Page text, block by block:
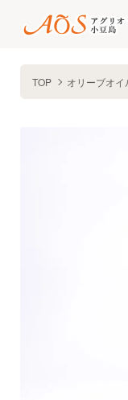
TOP オリーブオイ